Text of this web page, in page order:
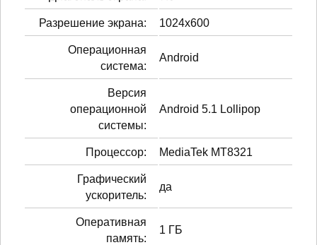
Разрешение экрана: 1024x600
Операционная
система:
Android
Версия
операционной
системы:
Android 5.1 Lollipop
Процессор: MediaTek MT8321
Графический
ускоритель:
да
Оперативная
память:
1 ГБ